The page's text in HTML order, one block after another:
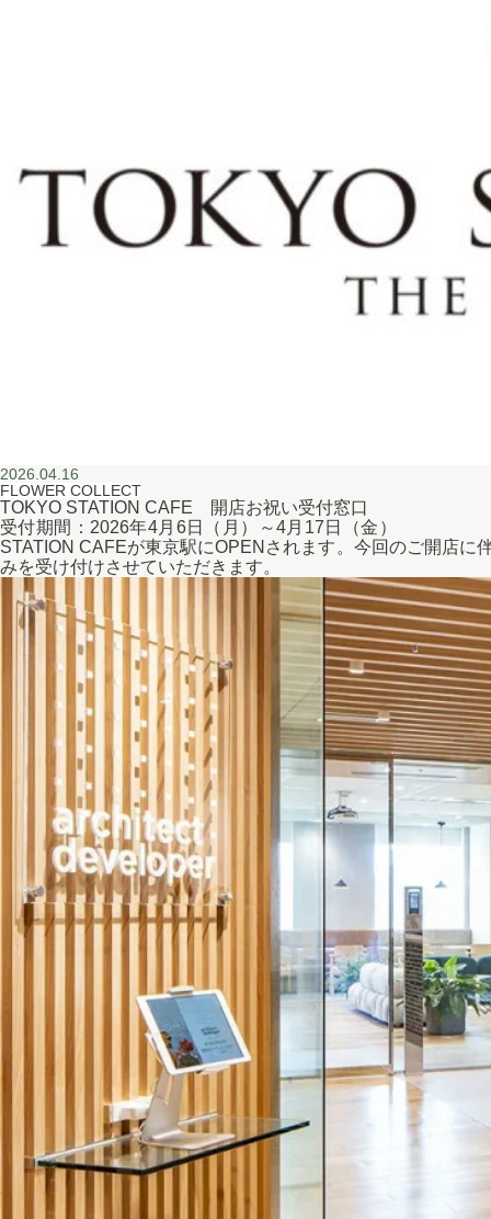
2026.04.16
FLOWER COLLECT
TOKYO STATION CAFE 開店お祝い受付窓口
受付期間：2026年4月6日（月）～4月
STATION CAFEが東京駅にOPENされます。今回のご開店
みを受け付けさせていただきます。